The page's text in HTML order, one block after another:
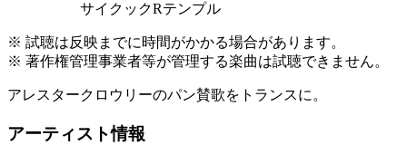
サイクックRテンプル
※ 試聴は反映までに時間がかかる場合があります。
※ 著作権管理事業者等が管理する楽曲は試聴できません。
アレスタークロウリーのパン賛歌をトランスに。
アーティスト情報